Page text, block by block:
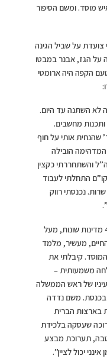
מוסד. ומשם הסיפור
צועדת על שביל הגינה
על הגז, אבנר במבטו
הקפה היה ארומטי
לא השתנה עד היום.
ותכנות מחשבים.
שהנחית אותי על חוף
המדהימה הובילה
שרות בצה”ל והשתחררתי כקצין
התחלתי לעבוד
50 פרשתי, אחרי 28 שנות שרות. נכנסתי רווק
“במהלך שירותי עבדתי וטיילתי במעל 40 מדינות שונות, מעל
מעשיר, מלמד
קיבלתי את
משמעותית –
של ראש הממשלה
בכנסת. משם נדדה
בארצות הברית
שעסקה בלכידת
תערוכת מבצע
יכול לציין”.